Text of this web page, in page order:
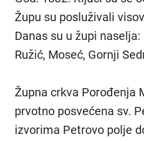
Župu su posluživali
Danas su u župi naselja:
Ružić, Moseć, Gornji
Župna crkva Porođenja
prvotno posvećena sv.
izvorima Petrovo polje